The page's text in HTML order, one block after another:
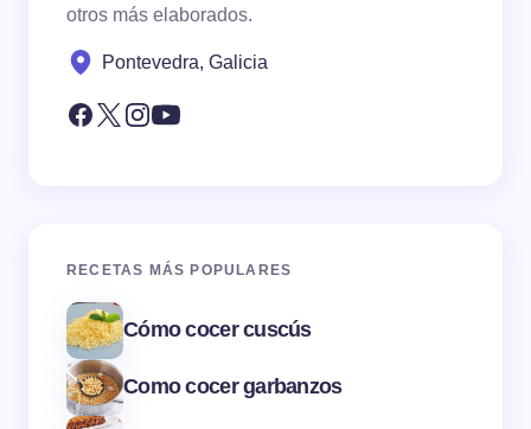
otros más elaborados.
Pontevedra, Galicia
RECETAS MÁS POPULARES
Cómo cocer cuscús
Como cocer garbanzos